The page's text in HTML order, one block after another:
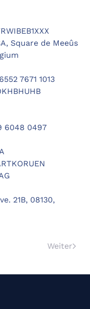
Square de Meeûs
7671 1013
6048 0497
21B, 08130,
Weiter